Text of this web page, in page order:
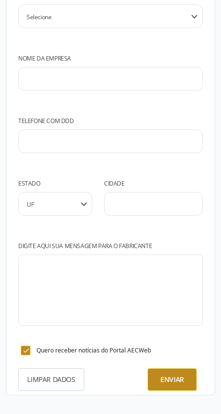
NOME DA EMPRESA
TELEFONE COM DDD
ESTADO CIDADE
DIGITE AQUI SUA MENSAGEM PARA O FABRICANTE
Quero receber notícias do Portal AECWeb
LIMPAR DADOS ENVIAR